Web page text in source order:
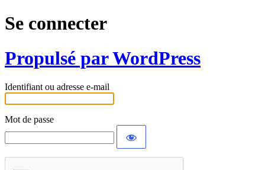
Se connecter
Propulsé par WordPress
Identifiant ou adresse e-mail
Mot de passe